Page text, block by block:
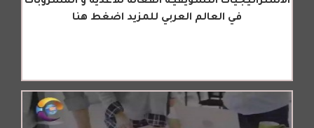
في العالم العربي للمزيد اضغط هنا